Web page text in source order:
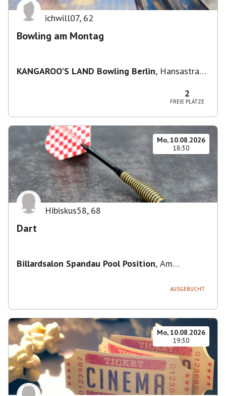
ichwill07, 62
Bowling am Montag
KANGAROO'S LAND Bowling Berlin, Hansastraße
2
FREIE PLÄTZE
Mo, 10.08.2026
18:30
Hibiskus58, 68
Dart
Billardsalon Spandau Pool Position, Am
AUSGEBUCHT
Mo, 10.08.2026
19:30